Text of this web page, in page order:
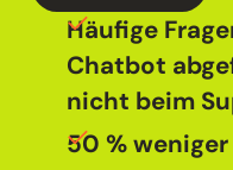
Häufige
Chatbot
nicht beim
50 %